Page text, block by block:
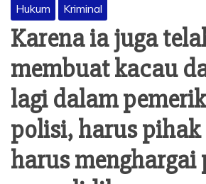
Hukum Kriminal
Karena ia juga
membuat kacau
lagi dalam
polisi, harus
harus menghargai